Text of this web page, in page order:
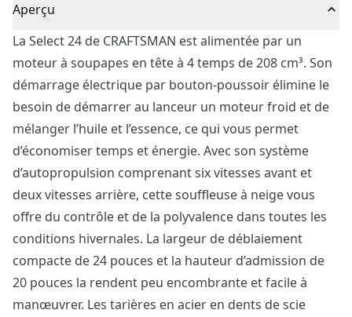
Aperçu
La Select 24 de CRAFTSMAN est alimentée par un
moteur à soupapes en tête à 4 temps de 208 cm³. Son
démarrage électrique par bouton-poussoir élimine le
besoin de démarrer au lanceur un moteur froid et de
mélanger l’huile et l’essence, ce qui vous permet
d’économiser temps et énergie. Avec son système
d’autopropulsion comprenant six vitesses avant et
deux vitesses arrière, cette souffleuse à neige vous
offre du contrôle et de la polyvalence dans toutes les
conditions hivernales. La largeur de déblaiement
compacte de 24 pouces et la hauteur d’admission de
20 pouces la rendent peu encombrante et facile à
manœuvrer. Les tarières en acier en dents de scie